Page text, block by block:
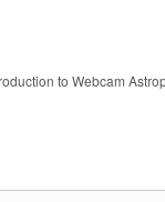
to Webcam